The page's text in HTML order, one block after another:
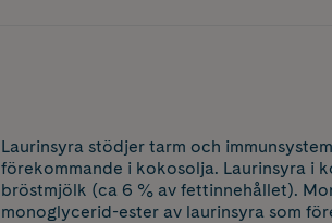
Laurinsyra stödjer tarm och
förekommande i kokosolja. Laurinsyra i
bröstmjölk (ca 6 % av fettinnehållet).
monoglycerid-ester av laurinsyra som